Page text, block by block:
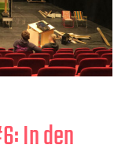
In den